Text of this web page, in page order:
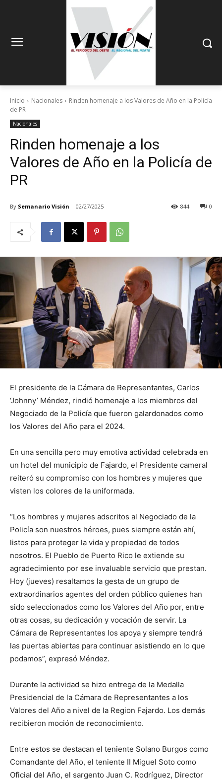
Inicio Nacionales
Rinden homenaje a los Valores de Año en la Policía
de PR
Nacionales
Rinden homenaje a los
Valores de Año en la Policía de
PR
By Semanario Visión 02/27/2025 0
844
El presidente de la Cámara de Representantes, Carlos
‘Johnny’ Méndez, rindió homenaje a los miembros del
Negociado de la Policía que fueron galardonados como
los Valores del Año para el 2024.
En una sencilla pero muy emotiva actividad celebrada en
un hotel del municipio de Fajardo, el Presidente cameral
reiteró su compromiso con los hombres y mujeres que
visten los colores de la uniformada.
“Los hombres y mujeres adscritos al Negociado de la
Policía son nuestros héroes, pues siempre están ahí,
listos para proteger la vida y propiedad de todos
nosotros. El Pueblo de Puerto Rico le extiende su
agradecimiento por ese invaluable servicio que prestan.
Hoy (jueves) resaltamos la gesta de un grupo de
extraordinarios agentes del orden público quienes han
sido seleccionados como los Valores del Año por, entre
otras cosas, su dedicación y vocación de servir. La
Cámara de Representantes los apoya y siempre tendrá
las puertas abiertas para continuar asistiendo en lo que
podamos”, expresó Méndez.
Durante la actividad se hizo entrega de la Medalla
Presidencial de la Cámara de Representantes a los
Valores del Año a nivel de la Region Fajardo. Los demás
recibieron moción de reconocimiento.
Entre estos se destacan el teniente Solano Burgos como
Comandante del Año, el teniente II Miguel Soto como
Oficial del Año, el sargento Juan C. Rodríguez, Director